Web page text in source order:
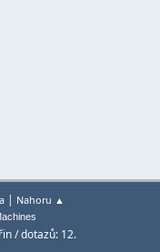
| Nahoru ▲
/ dotazů: 12.